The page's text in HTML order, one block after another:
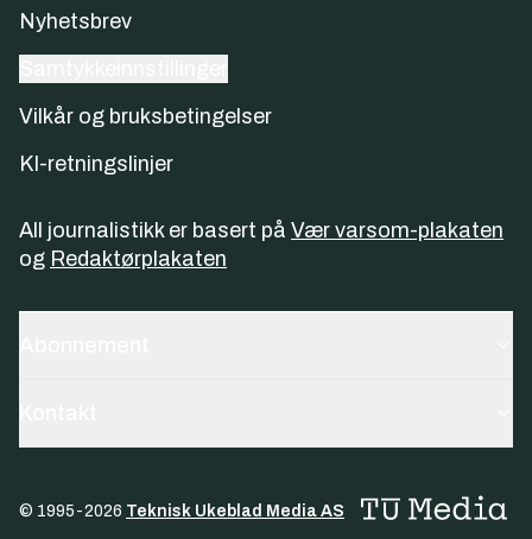
Nyhetsbrev
Vilkår og bruksbetingelser
KI-retningslinjer
All journalistikk er basert på Vær varsom-plakaten
og Redaktørplakaten
© 1995-2026 Teknisk Ukeblad Media AS